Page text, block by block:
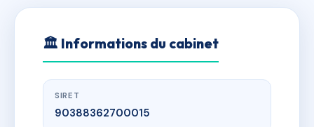
🏛 Informations du cabinet
SIRET
90388362700015